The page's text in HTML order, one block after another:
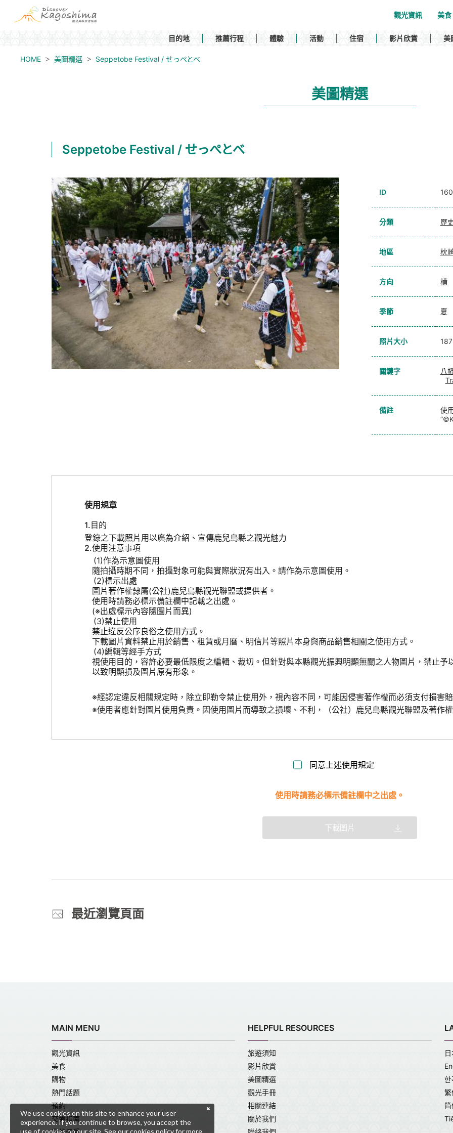
觀光資訊 美食
目的地 推薦行程 體驗 活動 住宿 影片欣賞 美
HOME 美圖精選 Seppetobe Festival / せっぺとべ
美圖精選
Seppetobe Festival / せっぺとべ
ID
分類 歷
地區 枕
方向 横
季節 夏
照片大小
關鍵字 八
備註
使
使用規章
目的
登錄之下載照片用以廣為介紹、宣傳鹿兒島縣之觀光魅力
使用注意事項
作為示意圖使用
隨拍攝時期不同，拍攝對象可能與實際狀況有出入。請作為示意圖使用。
標示出處
圖片著作權隸屬(公社)鹿兒島縣觀光聯盟或提供者。
使用時請務必標示備註欄中記載之出處。
(※出處標示內容隨圖片而異)
禁止使用
禁止違反公序良俗之使用方式。
下載圖片資料禁止用於銷售、租賃或月曆、明信片等照片本身與商品銷售相關之使用方式。
編輯等經手方式
視使用目的，容許必要最低限度之編輯、裁切。但針對與本縣觀光振興明顯無關之人物圖片，禁止予
以致明顯損及圖片原有形象。
※經認定違反相關規定時，除立即勒令禁止使用外，視內容不同，可能因侵害著作權而必須支付損害賠
※使用者應針對圖片使用負責。因使用圖片而導致之損壞、不利，（公社）鹿兒島縣觀光聯盟及著作
同意上述使用規定
使用時請務必標示備註欄中之出處。
下載圖片
最近瀏覽頁面
MAIN MENU
觀光資訊
美食
購物
熱門話題
預約
交通指南
HELPFUL RESOURCES
旅遊須知
影片欣賞
美圖精選
觀光手冊
相關連結
關於我們
한
繁
简
We use cookies on this site to enhance your user
experience. If you continue to browse, you accept the
use of cookies on our site. See ourcookies policyfor more